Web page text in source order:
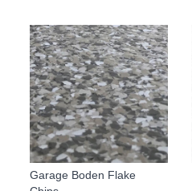
Garage Boden Flake